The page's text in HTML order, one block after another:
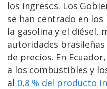
los ingresos. Los
se han centrado en
la gasolina y el diésel,
autoridades
de precios. En
a los combustibles y
al 0,8 % del producto